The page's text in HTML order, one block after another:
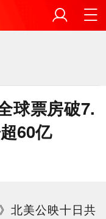
球票房破7.
60亿
北美公映十日共